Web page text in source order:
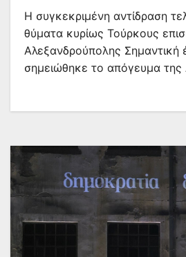
Η συγκεκριμένη αντίδραση
θύματα κυρίως Τούρκους
Αλεξανδρούπολης Σημαντική
σημειώθηκε το απόγευμα